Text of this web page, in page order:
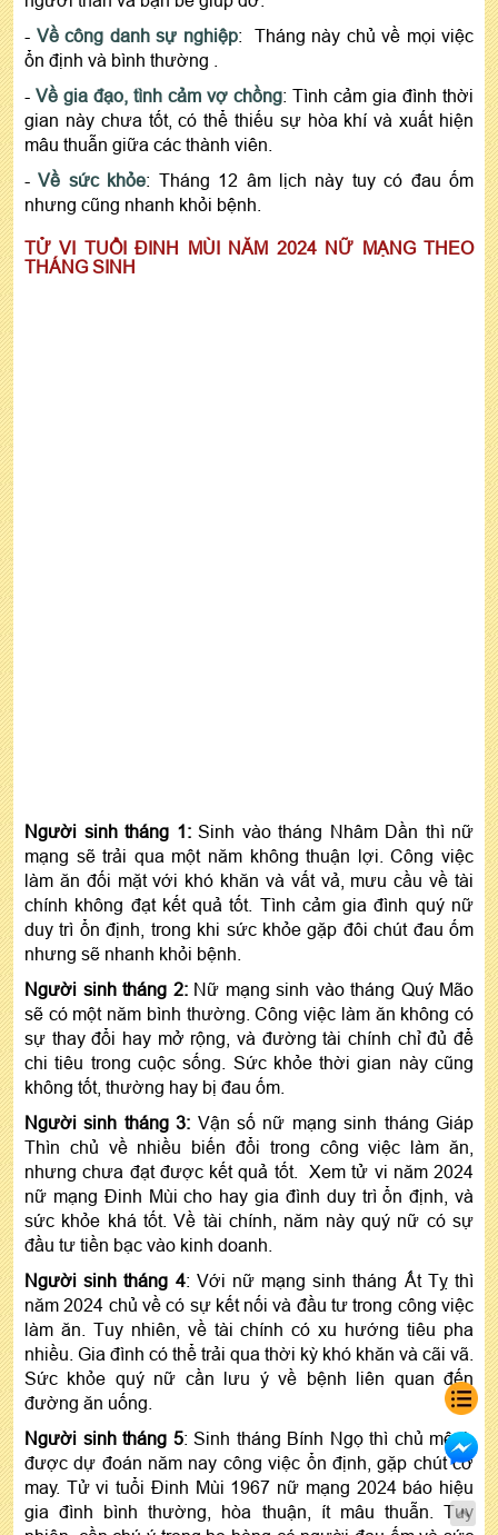
- Về công danh sự nghiệp: Tháng này chủ về mọi việc
ổn định và bình thường .
- Về gia đạo, tình cảm vợ chồng: Tình cảm gia đình thời
gian này chưa tốt, có thể thiếu sự hòa khí và xuất hiện
mâu thuẫn giữa các thành viên.
-Về sức khỏe: Tháng 12 âm lịch này tuy có đau ốm
nhưng cũng nhanh khỏi bệnh.
TỬ VI TUỔI ĐINH MÙI NĂM 2024 NỮ MẠNG THEO
THÁNG SINH
Người sinh tháng 1: Sinh vào tháng Nhâm Dần thì nữ
mạng sẽ trải qua một năm không thuận lợi. Công việc
làm ăn đối mặt với khó khăn và vất vả, mưu cầu về tài
chính không đạt kết quả tốt. Tình cảm gia đình quý nữ
duy trì ổn định, trong khi sức khỏe gặp đôi chút đau ốm
nhưng sẽ nhanh khỏi bệnh.
Người sinh tháng 2:Nữ mạng sinh vào tháng Quý Mão
sẽ có một năm bình thường. Công việc làm ăn không có
sự thay đổi hay mở rộng, và đường tài chính chỉ đủ để
chi tiêu trong cuộc sống. Sức khỏe thời gian này cũng
không tốt, thường hay bị đau ốm.
Người sinh tháng 3: Vận số nữ mạng sinh tháng Giáp
Thìn chủ về nhiều biến đổi trong công việc làm ăn,
nhưng chưa đạt được kết quả tốt. Xem tử vi năm 2024
nữ mạng Đinh Mùi cho hay gia đình duy trì ổn định, và
sức khỏe khá tốt. Về tài chính, năm này quý nữ có sự
đầu tư tiền bạc vào kinh doanh.
Người sinh tháng 4: Với nữ mạng sinh tháng Ất Tỵ thì
năm 2024 chủ về có sự kết nối và đầu tư trong công việc
làm ăn. Tuy nhiên, về tài chính có xu hướng tiêu pha
nhiều. Gia đình có thể trải qua thời kỳ khó khăn và cãi vã.
Sức khỏe quý nữ cần lưu ý về bệnh liên quan đến
đường ăn uống.
Người sinh tháng 5: Sinh tháng Bính Ngọ thì chủ mệnh
được dự đoán năm nay công việc ổn định, gặp chút cơ
may. Tử vi tuổi Đinh Mùi 1967 nữ mạng 2024 báo hiệu
gia đình bình thường, hòa thuận, ít mâu thuẫn. Tuy